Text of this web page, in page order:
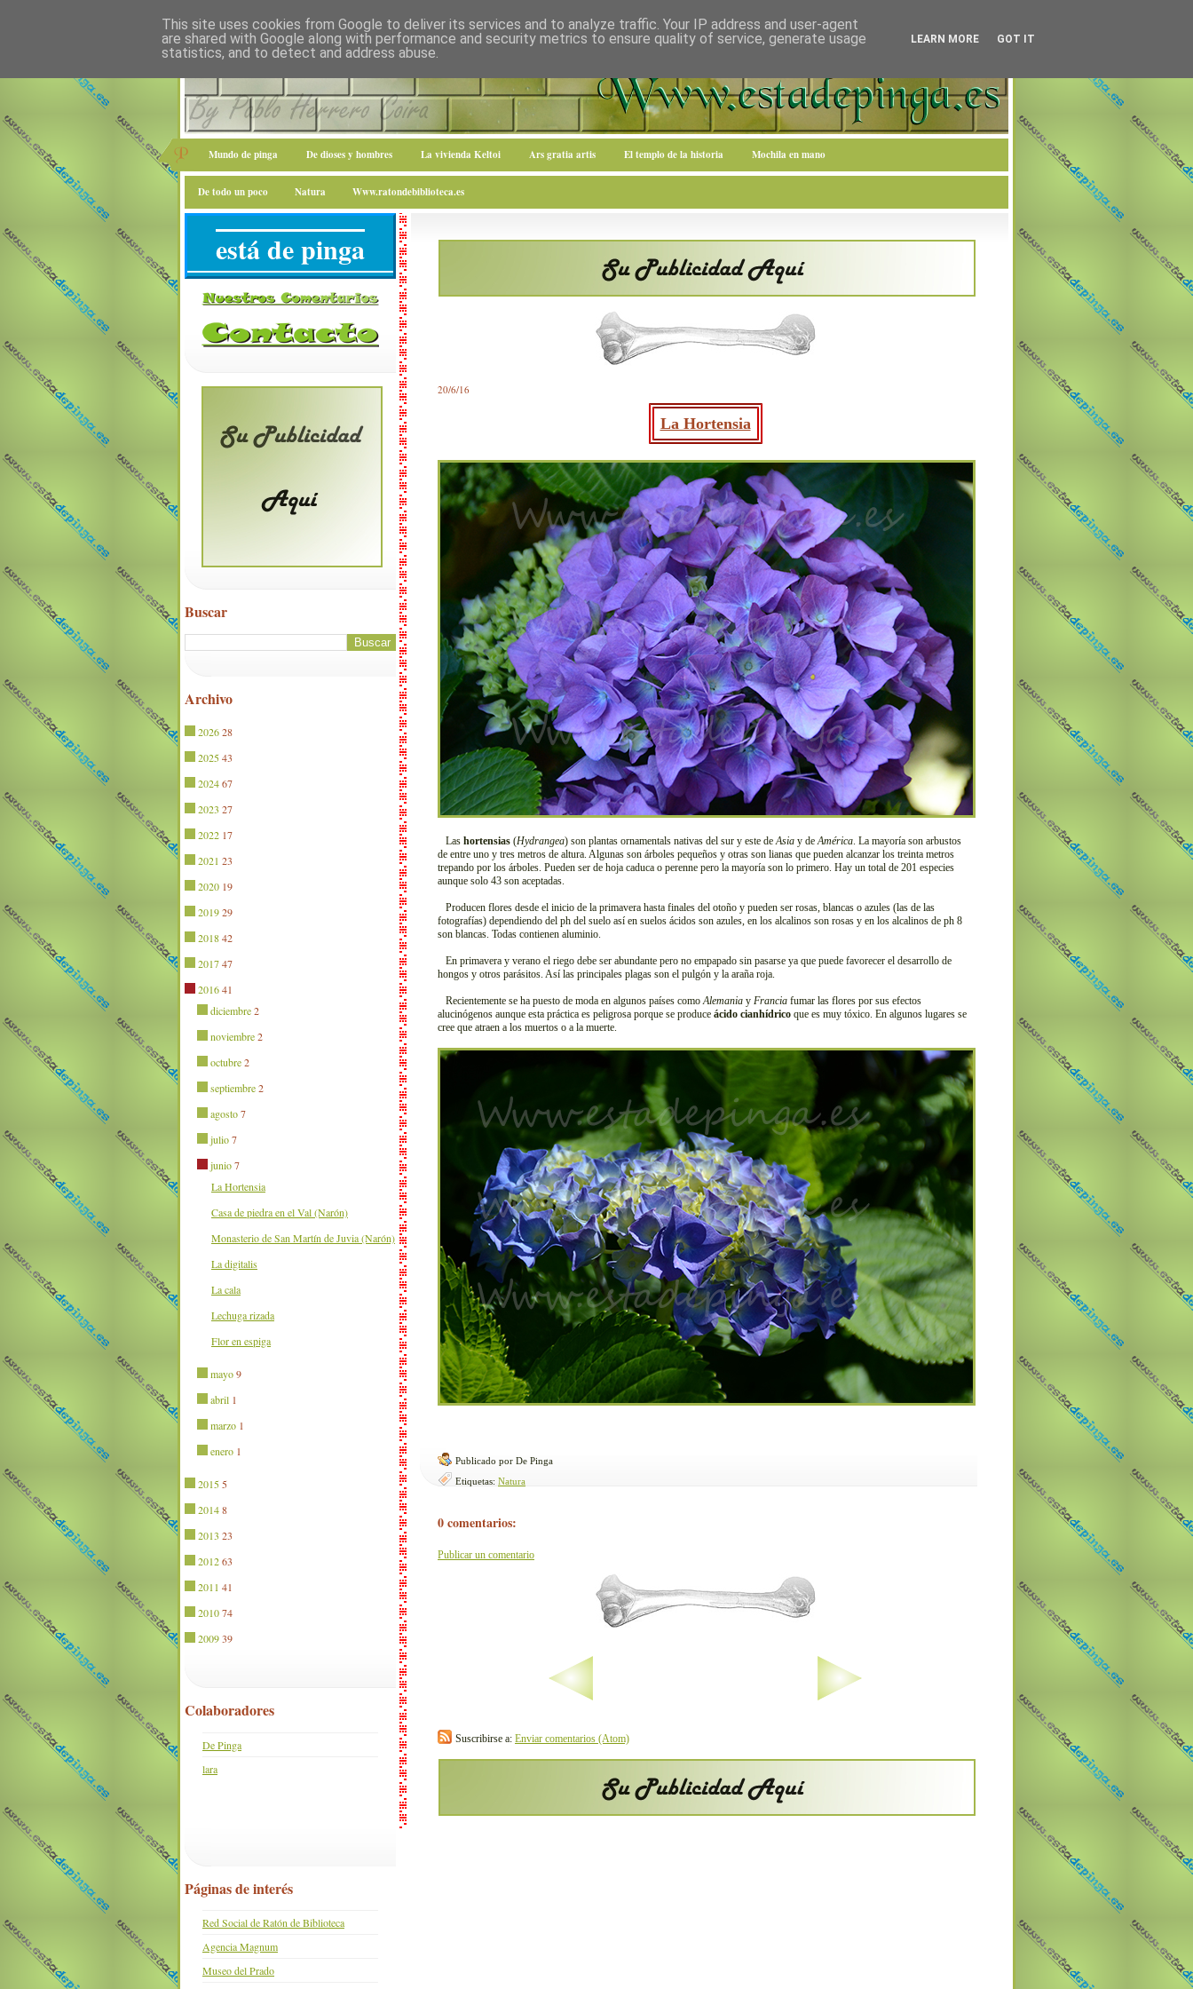
Mundo de pinga De dioses y hombres La vivienda Keltoi Ars gratia artis El templo de la historia Mochila en mano
De todo un poco Natura Www.ratondebiblioteca.es
20/6/16
La Hortensia
Las hortensias (Hydrangea) son plantas ornamentals nativas del sur y este deAsia y deAmérica. La mayoría son arbustos
de entre uno y tres metros de altura. Algunas son árboles pequeños y otras son lianas que pueden alcanzar los treinta metros
trepando por los árboles. Pueden ser de hoja caduca o perenne pero la mayoría son lo primero. Hay un total de 201 especies
aunque solo 43 son aceptadas.
Producen flores desde el inicio de la primavera hasta finales del otoño y pueden ser rosas, blancas o azules (las de las
fotografías) dependiendo del ph del suelo así en suelos ácidos son azules, en los alcalinos son rosas y en los alcalinos de ph 8
son blancas. Todas contienen aluminio.
En primavera y verano el riego debe ser abundante pero no empapado sin pasarse ya que puede favorecer el desarrollo de
hongos y otros parásitos. Así las principales plagas son el pulgón y la araña roja.
Recientemente se ha puesto de moda en algunos países comoAlemania y Francia fumar las flores por sus efectos
alucinógenos aunque esta práctica es peligrosa porque se produce ácido cianhídrico que es muy tóxico. En algunos lugares se
cree que atraen a los muertos o a la muerte.
Publicado por De Pinga
Etiquetas: Natura
0 comentarios:
Publicar un comentario
Suscribirse a: Enviar comentarios (Atom)
está de pinga
Buscar
Archivo
202628
202543
202467
2023 27
2022 17
2021 23
2020 19
201929
201842
201747
201641
diciembre 2
noviembre 2
octubre 2
septiembre 2
agosto 7
julio 7
junio 7
La Hortensia
Casa de piedra en el Val (Narón)
Monasterio de San Martín de Juvia (Narón)
La digitalis
La cala
Lechuga rizada
Flor en espiga
mayo 9
abril 1
marzo 1
enero 1
2015 5
20148
2013 23
201263
2011 41
201074
200939
Colaboradores
De Pinga
lara
Páginas de interés
Red Social de Ratón de Biblioteca
Agencia Magnum
Museo del Prado
This site uses cookies from Google to deliver its services and to analyze traffic. Your IP address and user-agent
are shared with Google along with performance and security metrics to ensure quality of service, generate usage
statistics, and to detect and address abuse.
LEARN MORE GOT IT